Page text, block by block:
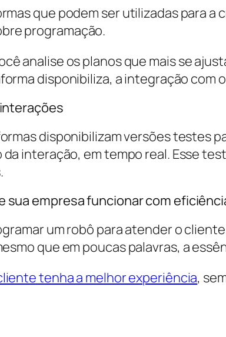
que podem ser utilizadas para a
programação.
analise os planos que mais se
disponibiliza, a integração com
disponibilizam versões testes
interação, em tempo real. Esse
sua empresa funcionar com
um robô para atender o
que em poucas palavras, a
tenha a melhor experiência,